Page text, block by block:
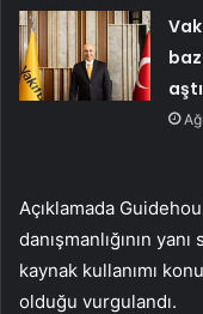
aştı
Açıklamada
danışmanlığının
kaynak kullanımı
olduğu vurgulandı.